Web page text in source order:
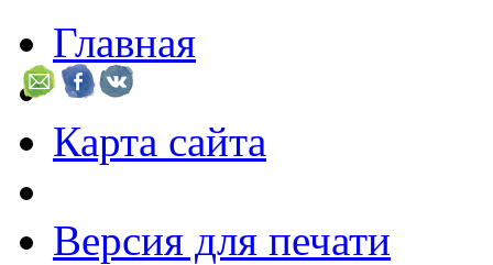
Главная
Карта сайта
Версия для печати